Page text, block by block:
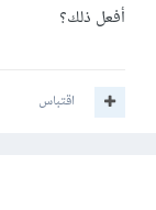
أفعل ذلك؟
اقتباس